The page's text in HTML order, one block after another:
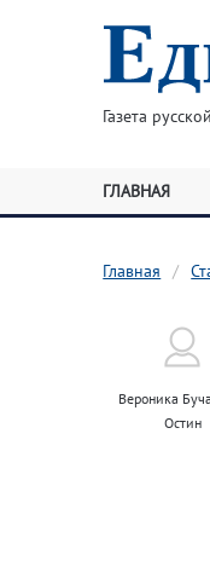
Газета
ГЛАВНАЯ
Главная
Вероника
Остин